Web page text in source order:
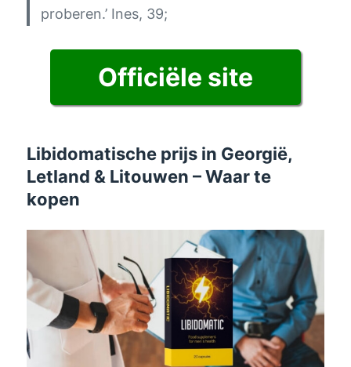
proberen.’ Ines, 39;
Officiële site
Libidomatische prijs in Georgië,
Letland & Litouwen – Waar te
kopen